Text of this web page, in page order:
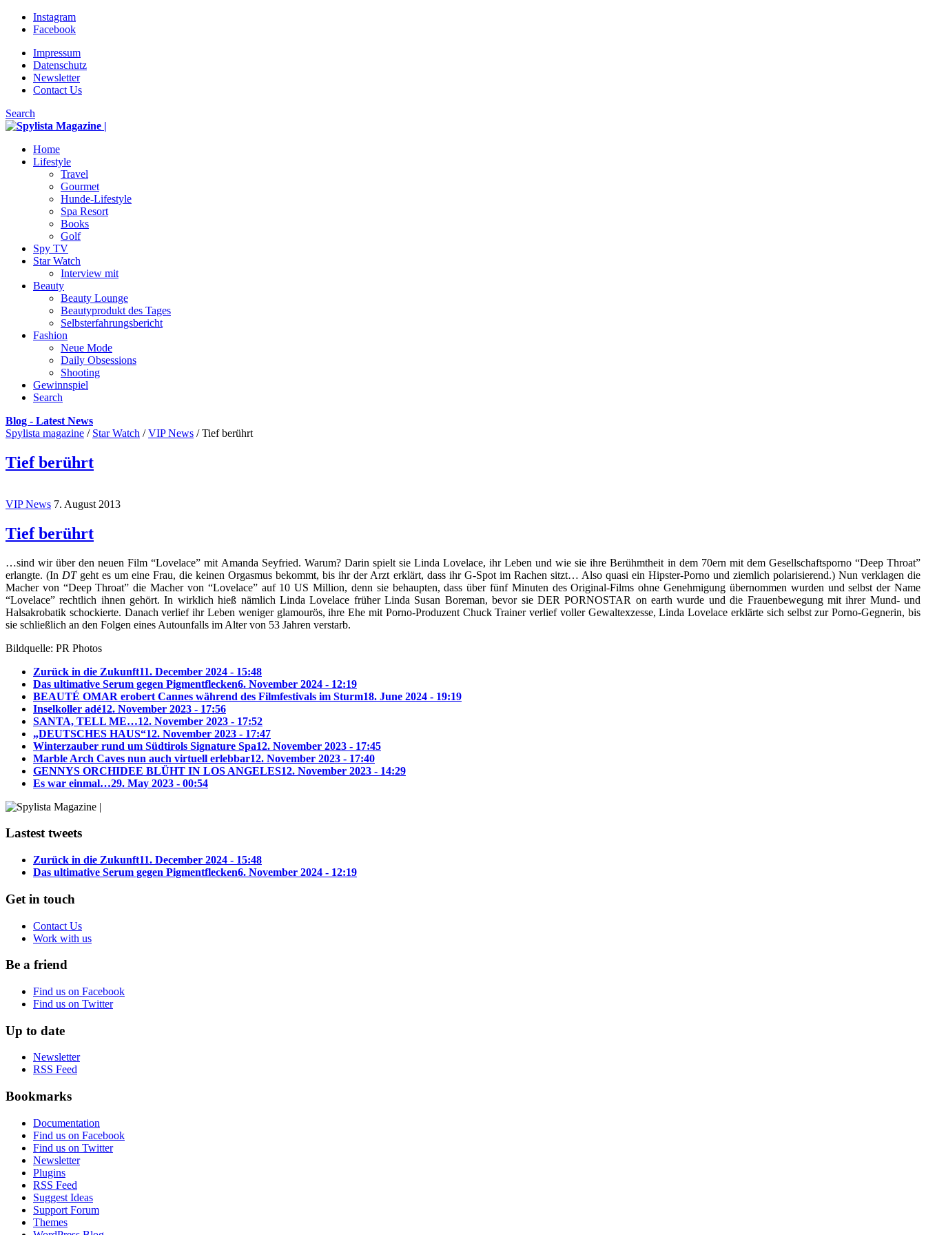
Instagram
Facebook
Impressum
Datenschutz
Newsletter
Contact Us
Search
Home
Lifestyle
Travel
Gourmet
Hunde-Lifestyle
Spa Resort
Books
Golf
Spy TV
Star Watch
Interview mit
Beauty
Beauty Lounge
Beautyprodukt des Tages
Selbsterfahrungsbericht
Fashion
Neue Mode
Daily Obsessions
Shooting
Gewinnspiel
Search
Blog - Latest News
Spylista magazine / Star Watch / VIP News / Tief berührt
Tief berührt
VIP News 7. August 2013
Tief berührt
…sind wir über den neuen Film “Lovelace” mit Amanda Seyfried. Warum? Darin spielt sie Linda Lovelace, ihr Leben und wie sie ihre Berühmtheit in dem 70ern mit dem Gesellschaftsporno “Deep Throat”
erlangte. (In DTgeht es um eine Frau, die keinen Orgasmus bekommt, bis ihr der Arzt erklärt, dass ihr G-Spot im Rachen sitzt… Also quasi ein Hipster-Porno und ziemlich polarisierend.) Nun verklagen die
Macher von “Deep Throat” die Macher von “Lovelace” auf 10 US Million, denn sie behaupten, dass über fünf Minuten des Original-Films ohne Genehmigung übernommen wurden und selbst der Name
“Lovelace” rechtlich ihnen gehört. In wirklich hieß nämlich Linda Lovelace früher Linda Susan Boreman, bevor sie DER PORNOSTAR on earth wurde und die Frauenbewegung mit ihrer Mund- und
Halsakrobatik schockierte. Danach verlief ihr Leben weniger glamourös, ihre Ehe mit Porno-Produzent Chuck Trainer verlief voller Gewaltexzesse, Linda Lovelace erklärte sich selbst zur Porno-Gegnerin, bis
sie schließlich an den Folgen eines Autounfalls im Alter von 53 Jahren verstarb.
Bildquelle: PR Photos
Zurück in die Zukunft11. December 2024 - 15:48
Das ultimative Serum gegen Pigmentflecken6. November 2024 - 12:19
BEAUTÉ OMAR erobert Cannes während des Filmfestivals im Sturm18. June 2024 - 19:19
Inselkoller adé12. November 2023 - 17:56
SANTA, TELL ME…12. November 2023 - 17:52
„DEUTSCHES HAUS“12. November 2023 - 17:47
Winterzauber rund um Südtirols Signature Spa12. November 2023 - 17:45
Marble Arch Caves nun auch virtuell erlebbar12. November 2023 - 17:40
GENNYS ORCHIDEE BLÜHT IN LOS ANGELES12. November 2023 - 14:29
Es war einmal…29. May 2023 - 00:54
Lastest tweets
Zurück in die Zukunft11. December 2024 - 15:48
Das ultimative Serum gegen Pigmentflecken6. November 2024 - 12:19
Get in touch
Contact Us
Work with us
Be a friend
Find us on Facebook
Find us on Twitter
Up to date
Newsletter
RSS Feed
Bookmarks
Documentation
Find us on Facebook
Find us on Twitter
Newsletter
Plugins
RSS Feed
Suggest Ideas
Support Forum
Themes